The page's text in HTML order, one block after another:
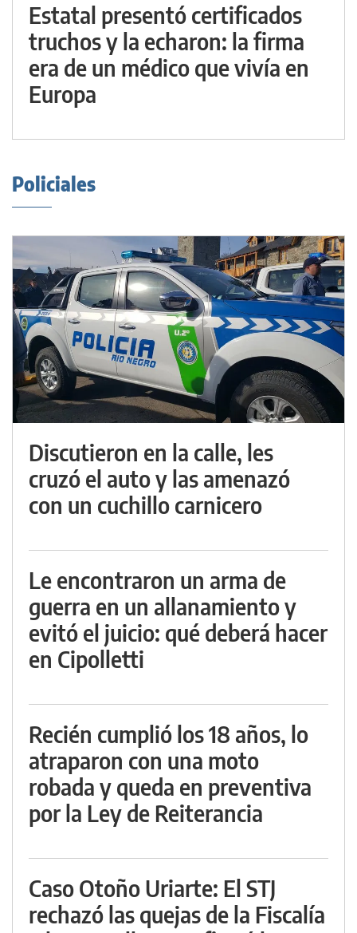
Estatal presentó certificados
truchos y la echaron: la firma
era de un médico que vivía en
Europa
Policiales
Discutieron en la calle, les
cruzó el auto y las amenazó
con un cuchillo carnicero
Le encontraron un arma de
guerra en un allanamiento y
evitó el juicio: qué deberá hacer
en Cipolletti
Recién cumplió los 18 años, lo
atraparon con una moto
robada y queda en preventiva
por la Ley de Reiterancia
Caso Otoño Uriarte: El STJ
rechazó las quejas de la Fiscalía